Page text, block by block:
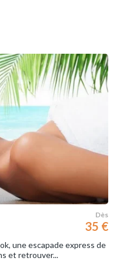
Dès
35 €
une escapade express de
et retrouver...